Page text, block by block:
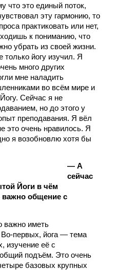
что это единый поток,
эту гармонию, то
практиковать или нет,
к пониманию, что
убрать из своей жизни.
йогу изучил. Я
много других
мне наладить
во всём мире и
Сейчас я не
но до этого у
преподавания. Я вёл
это очень нравилось. Я
я возобновлю хотя бы
— А
сейчас
Йоги в чём
важно общение с
важно иметь
первых, йога — тема
изучение её с
подъём. Это очень
базовых крупных